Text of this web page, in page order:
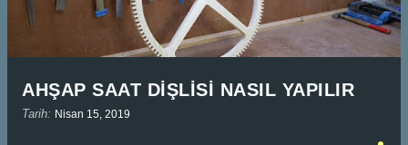
AHŞAP SAAT DİŞLİSİ NASIL YAPILIR
Tarih: Nisan 15, 2019